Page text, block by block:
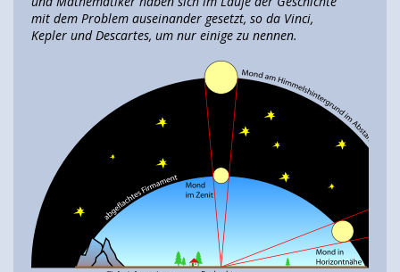
mit dem Problem auseinander gesetzt, so da Vinci,
Kepler und Descartes, um nur einige zu nennen.